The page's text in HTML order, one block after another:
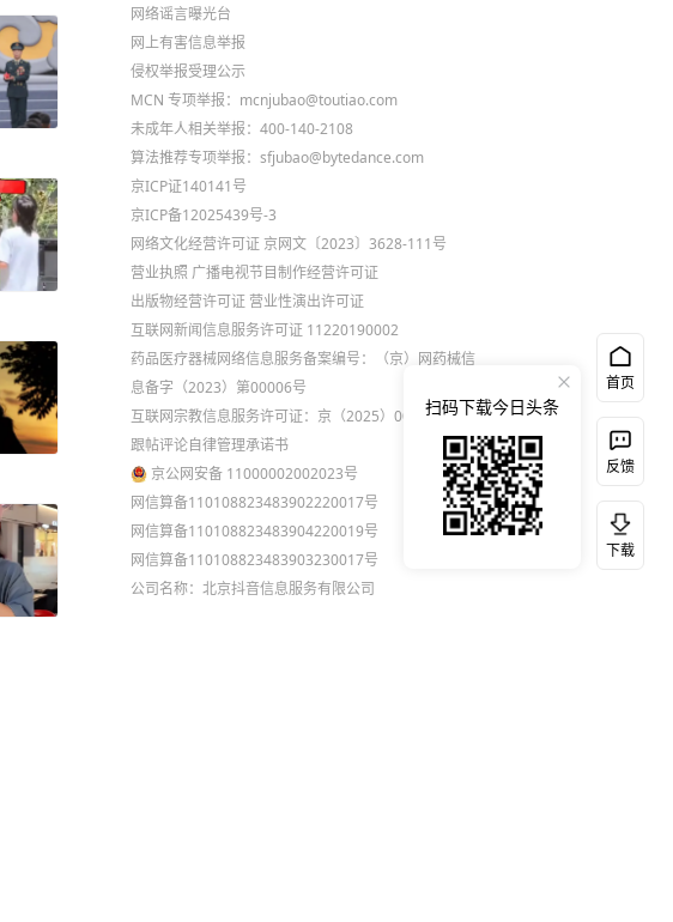
网络谣言曝光台
网上有害信息举报
侵权举报受理公示
MCN 专项举报：mcnjubao@toutiao.com
未成年人相关举报：400-140-2108
算法推荐专项举报：sfjubao@bytedance.com
京ICP证140141号
京ICP备12025439号-3
网络文化经营许可证 京网文〔2023〕3628-111号
营业执照 广播电视节目制作经营许可证
出版物经营许可证 营业性演出许可证
互联网新闻信息服务许可证 11220190002
药品医疗器械网络信息服务备案编号：（京）网药械信
息备字（2023）第00006号
互联网宗教信息服务许可证：京（2025）0000021
跟帖评论自律管理承诺书
京公网安备 11000002002023号
网信算备110108823483902220017号
网信算备110108823483904220019号
网信算备110108823483903230017号
公司名称：北京抖音信息服务有限公司
首页
反馈
下载
扫码下载今日头条